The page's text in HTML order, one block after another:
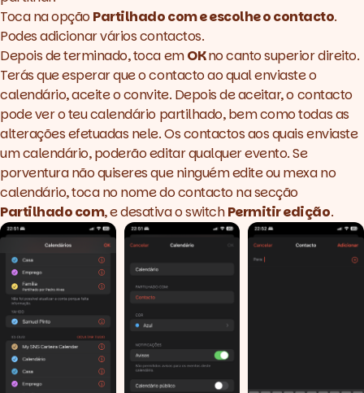
Toca na opçãoPartilhado com e escolhe o contacto.
Podes adicionar vários contactos.
Depois de terminado, toca emOKno canto superior direito.
Terás que esperar que o contacto ao qual enviaste o
calendário, aceite o convite. Depois de aceitar, o contacto
pode ver o teu calendário partilhado, bem como todas as
alterações efetuadas nele. Os contactos aos quais enviaste
um calendário, poderão editar qualquer evento. Se
porventura não quiseres que ninguém edite ou mexa no
calendário, toca no nome do contacto na secção
Partilhado com, e desativa o switchPermitir edição.